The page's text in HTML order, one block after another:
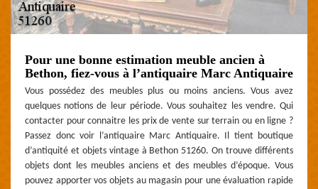
Pour une bonne estimation meuble ancien à
Bethon, fiez-vous à l’antiquaire Marc Antiquaire
Vous possédez des meubles plus ou moins anciens. Vous avez
quelques notions de leur période. Vous souhaitez les vendre. Qui
contacter pour connaitre les prix de vente sur terrain ou en ligne ?
Passez donc voir l’antiquaire Marc Antiquaire. Il tient boutique
d’antiquité et objets vintage à Bethon 51260. On trouve différents
objets dont les meubles anciens et des meubles d’époque. Vous
pouvez apporter vos objets au magasin pour une évaluation rapide